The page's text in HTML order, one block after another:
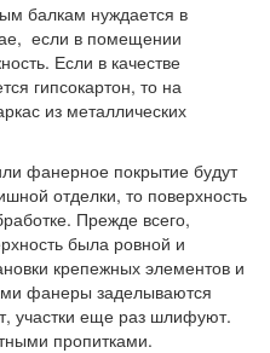
балкам нуждается в
если в помещении
Если в качестве
гипсокартон, то на
из металлических
фанерное покрытие будут
отделки, то поверхность
Прежде всего,
была ровной и
крепежных элементов и
фанеры заделываются
участки еще раз шлифуют.
пропитками.